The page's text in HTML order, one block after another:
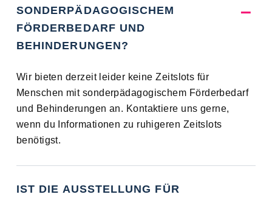
SONDERPÄDAGOGISCHEM
FÖRDERBEDARF UND
BEHINDERUNGEN?
Wir bieten derzeit leider keine Zeitslots für
Menschen mit sonderpädagogischem Förderbedarf
und Behinderungen an. Kontaktiere uns gerne,
wenn du Informationen zu ruhigeren Zeitslots
benötigst.
IST DIE AUSSTELLUNG FÜR